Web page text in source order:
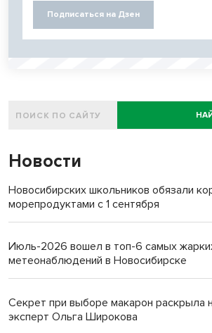
Подписаться на Дзен
Новости
Новосибирских школьников обязали
морепродуктами с 1 сентября
Июль-2026 вошел в топ-6 самых
метеонаблюдений в Новосибирске
Секрет при выборе макарон раскрыла
эксперт Ольга Широкова